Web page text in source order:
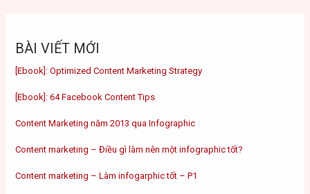
BÀI VIẾT MỚI
[Ebook]: Optimized Content Marketing Strategy
[Ebook]: 64 Facebook Content Tips
Content Marketing năm 2013 qua Infographic
Content marketing – Điều gì làm nên một infographic tốt?
Content marketing – Làm infogarphic tốt – P1